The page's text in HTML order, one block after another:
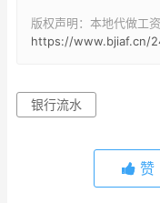
版权声明：本地代做工
https://www.bjiaf.cn/
银行流水
赞